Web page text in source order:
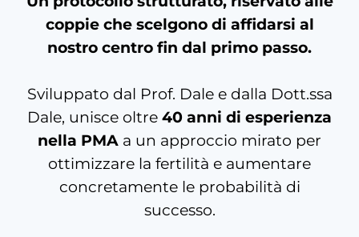
coppie che scelgono di affidarsi al
nostro centro fin dal primo passo.
Sviluppato dal Prof. Dale e dalla Dott.ssa
Dale, unisce oltre 40 anni di esperienza
nella PMA a un approccio mirato per
ottimizzare la fertilità e aumentare
concretamente le probabilità di
successo.